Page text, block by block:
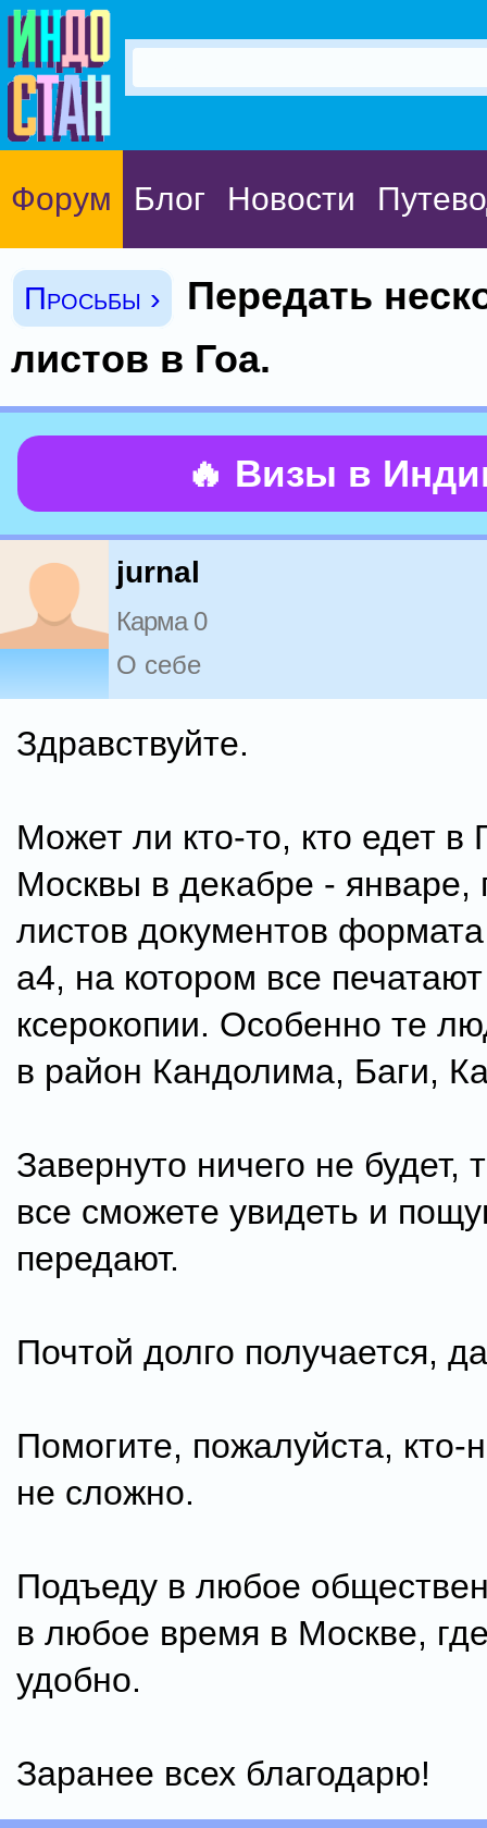
Форум Блог Новости
Просьбы ›
Передать
листов в Гоа.
🔥 Визы в
jurnal
Карма 0
О себе
Здравствуйте.
Может ли кто-то, кто едет в
Москвы в декабре - январе,
листов документов
а4, на котором все
ксерокопии. Особенно те
в район Кандолима, Баги,
Завернуто ничего не будет,
все сможете увидеть и
передают.
Почтой долго получается,
Помогите, пожалуйста, кто-
не сложно.
Подъеду в любое
в любое время в Москве,
удобно.
Заранее всех благодарю!